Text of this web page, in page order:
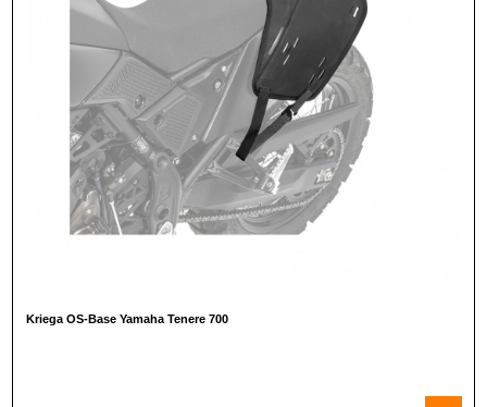
Kriega OS-Base Yamaha Tenere 700